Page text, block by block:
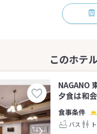
NAGANO
夕食は和
バス